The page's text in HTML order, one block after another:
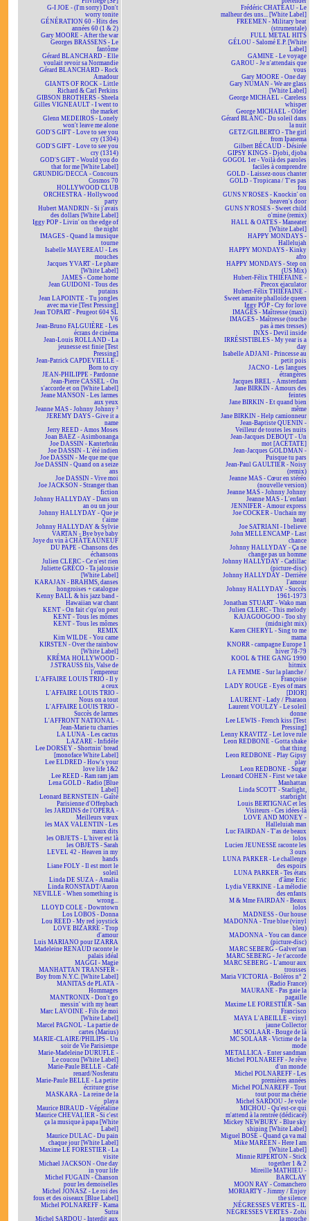
G-I JOE - (I'm sorry) Don't
worry tonite
GÉNÉRATION 60 - Hits des
années 60 (1 & 2)
Gary MOORE - After the war
Georges BRASSENS - Le
fantôme
Gérard BLANCHARD - Elle
voulait revoir sa Normandie
Gérard BLANCHARD - Rock
Amadour
GIANTS OF ROCK - Little
Richard & Carl Perkins
GIBSON BROTHERS - Sheela
Gilles VIGNEAULT - I went to
the market
Glenn MEDEIROS - Lonely
won't leave me alone
GOD'S GIFT - Love to see you
cry (1304)
GOD'S GIFT - Love to see you
cry (1314)
GOD'S GIFT - Would you do
that for me [White Label]
GRUNDIG/DECCA - Concours
Cosmos 70
HOLLYWOOD CLUB
ORCHESTRA - Hollywood
party
Hubert MANDRIN - Si j'avais
des dollars [White Label]
Iggy POP - Livin' on the edge of
the night
IMAGES - Quand la musique
tourne
Isabelle MAYEREAU - Les
mouches
Jacques YVART - Le phare
[White Label]
JAMES - Come home
Jean GUIDONI - Tous des
putains
Jean LAPOINTE - Tu jongles
avec ma vie [Test Pressing]
Jean TOPART - Peugeot 604 SL
V6
Jean-Bruno FALGUIÈRE - Les
écrans de cinéma
Jean-Louis ROLLAND - La
jeunesse est finie [Test
Pressing]
Jean-Patrick CAPDEVIELLE -
Born to cry
JEAN-PHILIPPE - Pardonne
Jean-Pierre CASSEL - On
s'accorde et on [White Label]
Jeane MANSON - Les larmes
aux yeux
Jeanne MAS - Johnny Johnny ²
JEREMY DAYS - Give it a
name
Jerry REED - Amos Moses
Joan BAEZ - Asimbonanga
Joe DASSIN - Kanterbräu
Joe DASSIN - L'été indien
Joe DASSIN - Me que me que
Joe DASSIN - Quand on a seize
ans
Joe DASSIN - Vive moi
Joe JACKSON - Stranger than
fiction
Johnny HALLYDAY - Dans un
an ou un jour
Johnny HALLYDAY - Que je
t'aime
Johnny HALLYDAY & Sylvie
VARTAN - Bye bye baby
Joye du vin à CHÂTEAUNEUF
DU PAPE - Chansons des
échansons
Julien CLERC - Ce n'est rien
Juliette GRÉCO - Ta jalousie
[White Label]
KARAJAN - BRAHMS, danses
hongroises + catalogue
Kenny BALL & his jazz band -
Hawaiian war chant
KENT - On fait c'qu'on peut
KENT - Tous les mômes
KENT - Tous les mômes
REMIX
Kim WILDE - You came
KIRSTEN - Over the rainbow
[White Label]
KRÉMA HOLLYWOOD -
J.STRAUSS fils, Valse de
l'empereur
L'AFFAIRE LOUIS TRIO - Il y
a ceux
L'AFFAIRE LOUIS TRIO -
Nous on a tout
L'AFFAIRE LOUIS TRIO -
Succès de larmes
L'AFFRONT NATIONAL -
Jean-Marie tu charries
LA LUNA - Les cactus
LAZARE - Infidèle
Lee DORSEY - Shortnin' bread
[monoface White Label]
Lee ELDRED - How's your
love life 1&2
Lee REED - Ram ram jam
Lena GOLD - Radio [Blue
Label]
Leonard BERNSTEIN - Gaîté
Parisienne d'Offenbach
les JARDINS de l'OPÉRA -
Meilleurs vœux
les MAX VALENTIN - Les
maux dits
les OBJETS - L'hiver est là
les OBJETS - Sarah
LEVEL 42 - Heaven in my
hands
Liane FOLY - Il est mort le
soleil
Linda DE SUZA - Amalia
Linda RONSTADT/Aaron
NEVILLE - When something is
wrong...
LLOYD COLE - Downtown
Los LOBOS - Donna
Lou REED - My red joystick
LOVE BIZARRE - Trop
d'amour
Luis MARIANO pour IZARRA
Madeleine RENAUD raconte le
palais idéal
MAGGI - Magie
MANHATTAN TRANSFER -
Boy from N.Y.C. [White Label]
MANITAS de PLATA -
Hommages
MANTRONIX - Don't go
messin' with my heart
Marc LAVOINE - Fils de moi
[White Label]
Marcel PAGNOL - La partie de
cartes (Marius)
MARIE-CLAIRE/PHILIPS - Un
soir de Vie Parisienne
Marie-Madeleine DURUFLÉ -
Le coucou [White Label]
Marie-Paule BELLE - Café
renard/Nosferatu
Marie-Paule BELLE - La petite
écriture grise
MASKARA - La reine de la
playa
Maurice BIRAUD - Végétaline
Maurice CHEVALIER - Si c'est
ça la musique à papa [White
Label]
Maurice DULAC - Du pain
chaque jour [White Label]
Maxime LE FORESTIER - La
visite
Michael JACKSON - One day
in your life
Michel FUGAIN - Chanson
pour les demoiselles
Michel JONASZ - Le roi des
fous et des oiseaux [Blue Label]
Michel POLNAREFF - Kama
Sutra
Michel SARDOU - Interdit aux
Frédéric CHATEAU - Le
malheur des uns... [White Label]
FREEMEN - Military beat
(strumentale)
FULL METAL HITS
GÉLOU - Salomé E.P. [White
Label]
GAMINE - Le voyage
GAROU - Je n'attendais que
vous
Gary MOORE - One day
Gary NUMAN - We are glass
[White Label]
George MICHAEL - Careless
whisper
George MICHAEL - Older
Gérard BLANC - Du soleil dans
la nuit
GETZ/GILBERTO - The girl
from Ipanema
Gilbert BÉCAUD - Désirée
GIPSY KINGS - Djobi, djoba
GOGOL 1er - Voilà des paroles
faciles à comprendre
GOLD - Laissez-nous chanter
GOLD - Tropicana / T'es pas
fou
GUNS N'ROSES - Knockin' on
heaven's door
GUNS N'ROSES - Sweet child
o'mine (remix)
HALL & OATES - Maneater
[White Label]
HAPPY MONDAYS -
Hallelujah
HAPPY MONDAYS - Kinky
afro
HAPPY MONDAYS - Step on
(US Mix)
Hubert-Félix THIÉFAINE -
Precox ejaculator
Hubert-Félix THIÉFAINE -
Sweet amanite phalloïde queen
Iggy POP - Cry for love
IMAGES - Maîtresse (maxi)
IMAGES - Maîtresse (touche
pas à mes tresses)
INXS - Devil inside
IRRÉSISTIBLES - My year is a
day
Isabelle ADJANI - Princesse au
petit pois
JACNO - Les langues
étrangères
Jacques BREL - Amsterdam
Jane BIRKIN - Amours des
feintes
Jane BIRKIN - Et quand bien
même
Jane BIRKIN - Help camionneur
Jean-Baptiste QUENIN -
Veilleur de toutes les nuits
Jean-Jacques DEBOUT - Un
mot [ACÉTATE]
Jean-Jacques GOLDMAN -
Puisque tu pars
Jean-Paul GAULTIER - Noisy
(remix)
Jeanne MAS - Cœur en stéréo
(nouvelle version)
Jeanne MAS - Johnny Johnny
Jeanne MAS - L'enfant
JENNIFER - Amour express
Joe COCKER - Unchain my
heart
Joe SATRIANI - I believe
John MELLENCAMP - Last
chance
Johnny HALLYDAY - Ça ne
change pas un homme
Johnny HALLYDAY - Cadillac
(picture-disc)
Johnny HALLYDAY - Derrière
l'amour
Johnny HALLYDAY - Succès
1961-1973
Jonathan STUART - Wako man
Julien CLERC - This melody
KAJAGOOGOO - Too shy
(midnight mix)
Karen CHERYL - Sing to me
mama
KNORR - campagne Europe 1
hiver 78-79
KOOL & THE GANG 1990
hitmix
LA FEMME - Sur la planche /
Françoise
LADY ROUGE - Eyes of mars
[DIOR]
LAURENT - Lady / Pharaon
Laurent VOULZY - Le soleil
donne
Lee LEWIS - French kiss [Test
Pressing]
Lenny KRAVITZ - Let love rule
Leon REDBONE - Gotta shake
that thing
Leon REDBONE - Play Gipsy
play
Leon REDBONE - Sugar
Leonard COHEN - First we take
Manhattan
Linda SCOTT - Starlight,
starbright
Louis BERTIGNAC et les
Visiteurs - Ces idées-là
LOVE AND MONEY -
Halleluiah man
Luc FAIRDAN - T'as de beaux
lolos
Lucien JEUNESSE raconte les
3 ours
LUNA PARKER - Le challenge
des espoirs
LUNA PARKER - Tes états
d'âme Eric
Lydia VERKINE - La mélodie
des enfants
M & Mme FAIRDAN - Beaux
lolos
MADNESS - Our house
MADONNA - True blue (vinyl
bleu)
MADONNA - You can dance
(picture-disc)
MARC SEBERG - Galver'ran
MARC SEBERG - Je t'accorde
MARC SEBERG - L'amour aux
trousses
Maria VICTORIA - Boléros n° 2
(Radio France)
MAURANE - Pas gaie la
pagaille
Maxime LE FORESTIER - San
Francisco
MAYA L'ABEILLE - vinyl
jaune Collector
MC SOLAAR - Bouge de là
MC SOLAAR - Victime de la
mode
METALLICA - Enter sandman
Michel POLNAREFF - Je rêve
d'un monde
Michel POLNAREFF - Les
premières années
Michel POLNAREFF - Tout
tout pour ma chérie
Michel SARDOU - Je vole
MICHOU - Qu'est-ce qui
m'attend à la rentrée (dédicacé)
Mickey NEWBURY - Blue sky
shining [White Label]
Miguel BOSÉ - Quand ça va mal
Mike MAREEN - Here I am
[White Label]
Minnie RIPERTON - Stick
together 1 & 2
Mireille MATHIEU -
BARCLAY
MOON RAY - Comanchero
MORIARTY - Jimmy / Enjoy
the silence
NÉGRESSES VERTES - IL
NÉGRESSES VERTES - Zobi
la mouche